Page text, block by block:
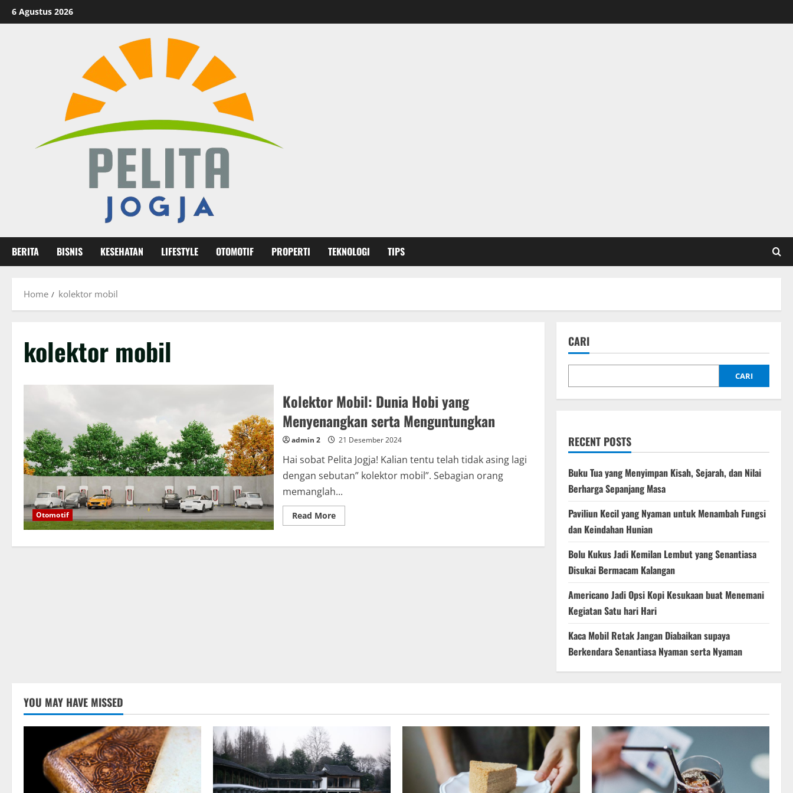
Skip
to
6 Agustus 2026
BERITA BISNIS KESEHATAN LIFESTYLE OTOMOTIF PROPERTI TEKNOLOGI TIPS
Home kolektor mobil
kolektor mobil
Otomotif
Kolektor Mobil: Dunia Hobi yang
Menyenangkan serta Menguntungkan
admin 2 21 Desember 2024
Hai sobat Pelita Jogja! Kalian tentu telah tidak asing lagi
dengan sebutan” kolektor mobil”. Sebagian orang
memanglah...
Read MoreRead
more
Mobil:
CARI
CARI
RECENT POSTS
Buku Tua yang Menyimpan Kisah, Sejarah, dan Nilai
Berharga Sepanjang Masa
Paviliun Kecil yang Nyaman untuk Menambah Fungsi
dan Keindahan Hunian
Bolu Kukus Jadi Kemilan Lembut yang Senantiasa
Disukai Bermacam Kalangan
Americano Jadi Opsi Kopi Kesukaan buat Menemani
Kegiatan Satu hari Hari
Kaca Mobil Retak Jangan Diabaikan supaya
Berkendara Senantiasa Nyaman serta Nyaman
YOU MAY HAVE MISSED